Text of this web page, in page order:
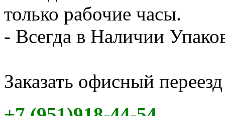
только рабочие часы.
- Всегда в Наличии
Заказать офисный